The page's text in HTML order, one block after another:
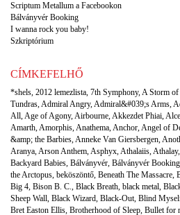
Scriptum Metallum a Facebookon
Bálványvér Booking
I wanna rock you baby!
Szkriptórium
CÍMKEFELHŐ
*shels, 2012 lemezlista, 7th Symphony,A Storm
Tundras,Admiral Angry,Admiral&#039;s Arms,
All,Age of Agony,Airbourne,Akkezdet Phiai,
Amarth,Amorphis,Anathema,Anchor,Angel of
&amp; the Barbies,Anneke Van Giersbergen,
Aranya,Arson Anthem,Asphyx,Athalaiis,Athalay,
Backyard Babies, Bálványvér, Bálványvér Booking
the Arctopus, beköszöntő, Beneath The Massacre,
Big 4, Bison B. C., Black Breath, black metal,
Sheep Wall, Black Wizard, Black-Out, Blind
Bret Easton Ellis, Brotherhood of Sleep, Bullet for